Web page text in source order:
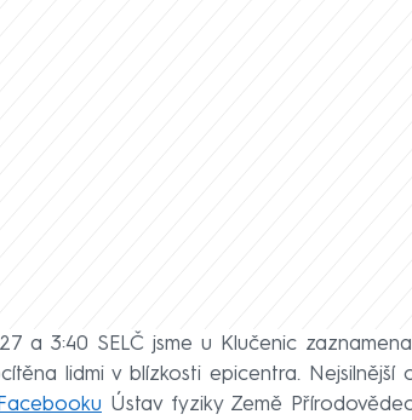
a 3:40 SELČ jsme u Klučenic
lidmi v blízkosti epicentra. Nejsilnější
Ústav fyziky Země